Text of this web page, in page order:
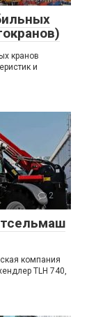
кранов
и
2
компания
TLH 740,